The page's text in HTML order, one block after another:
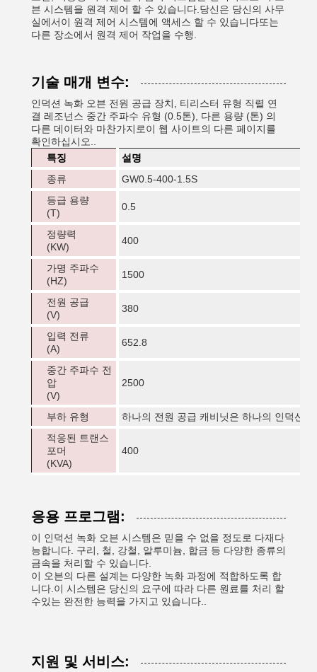
븐 시스템을 원격 제어 할 수 있습니다.당신은 당신의 사무
실에서이 원격 제어 시스템에 액세스 할 수 있습니다또는
다른 장소에서 원격 제어 작업을 수행.
기술 매개 변수:
인덕션 녹화 오븐 전원 공급 장치, 티리스터 유형 직렬 연
결 레조넌스 중간 주파수 유형 (0.5톤), 다른 용량 (톤) 의
다른 데이터와 마찬가지로이 웹 사이트의 다른 페이지를
확인하십시오..
특징
설명
종류
GW0.5-400-1.5S
등급 용량
(T)
0.5
정량력
(KW)
400
가명 주파수
(HZ)
1500
전원 공급
(V)
380
입력 전류
(A)
652.8
중간 주파수 전
압
(V)
2500
부하 유형
하나의 전원 공급 캐비닛은 하나의 인덕션
적응된 트랜스
포머
(KVA)
400
응용 프로그램:
이 인덕션 녹화 오븐 시스템은 믿을 수 없을 정도로 다재다
능합니다. 구리, 철, 강철, 알루미늄, 합금 등 다양한 종류의
금속을 처리할 수 있습니다.
이 오븐의 다른 설계는 다양한 녹화 과정에 적합하도록 합
니다.이 시스템은 당신의 요구에 따라 다른 원료를 처리 할
수있는 완전한 능력을 가지고 있습니다..
지원 및 서비스: